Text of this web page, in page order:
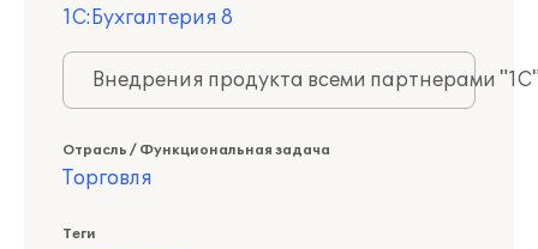
1С:Бухгалтерия 8
Внедрения продукта всеми партнерами
Отрасль / Функциональная задача
Торговля
Теги